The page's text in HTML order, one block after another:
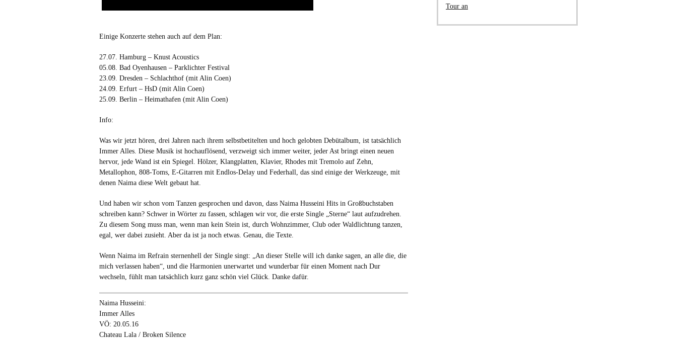
Einige Konzerte stehen auch auf dem Plan:
27.07. Hamburg – Knust Acoustics
05.08. Bad Oyenhausen – Parklichter Festival
23.09. Dresden – Schlachthof (mit Alin Coen)
24.09. Erfurt – HsD (mit Alin Coen)
25.09. Berlin – Heimathafen (mit Alin Coen)
Info:
Was wir jetzt hören, drei Jahren nach ihrem selbstbetitelten und hoch gelobten Debütalbum, ist tatsächlich
Immer Alles. Diese Musik ist hochauflösend, verzweigt sich immer weiter, jeder Ast bringt einen neuen
hervor, jede Wand ist ein Spiegel. Hölzer, Klangplatten, Klavier, Rhodes mit Tremolo auf Zehn,
Metallophon, 808-Toms, E-Gitarren mit Endlos-Delay und Federhall, das sind einige der Werkzeuge, mit
denen Naima diese Welt gebaut hat.
Und haben wir schon vom Tanzen gesprochen und davon, dass Naima Husseini Hits in Großbuchstaben
schreiben kann? Schwer in Wörter zu fassen, schlagen wir vor, die erste Single „Sterne“ laut aufzudrehen.
Zu diesem Song muss man, wenn man kein Stein ist, durch Wohnzimmer, Club oder Waldlichtung tanzen,
egal, wer dabei zusieht. Aber da ist ja noch etwas. Genau, die Texte.
Wenn Naima im Refrain sternenhell der Single singt: „An dieser Stelle will ich danke sagen, an alle die, die
mich verlassen haben“, und die Harmonien unerwartet und wunderbar für einen Moment nach Dur
wechseln, fühlt man tatsächlich kurz ganz schön viel Glück. Danke dafür.
Naima Husseini:
Immer Alles
VÖ: 20.05.16
Chateau Lala / Broken Silence
Tour an